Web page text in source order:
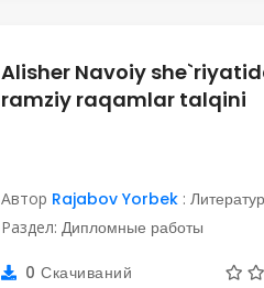
Alisher Navoiy
ramziy raqamlar talqini
Автор Rajabov Yorbek :
Раздел: Дипломные работы
0 Скачиваний